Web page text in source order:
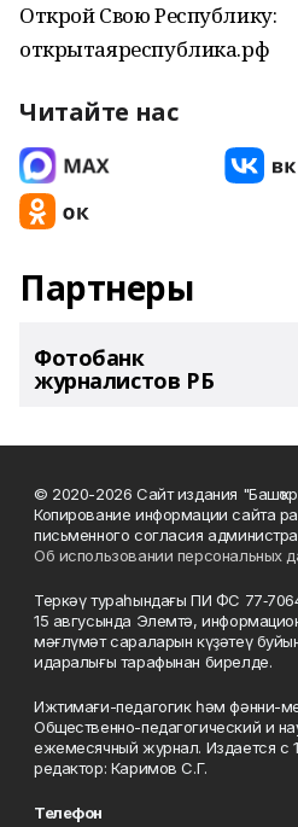
Открой Свою Республику:
открытаяреспублика.рф
Читайте нас
Партнеры
Фотобанк
журналистов РБ
© 2020-2026 Сайт издания
Копирование информации сайта
письменного согласия
Об использовании персональных
Теркәү тураһындағы ПИ ФС
15 авгусында Элемтә,
мәғлүмәт сараларын күҙәтеү
идаралығы тарафынан бирелде.
Ижтимағи-педагогик һәм фәнни-
Общественно-педагогический и
ежемесячный журнал. Издается с
редактор: Каримов С.Г.
Телефон